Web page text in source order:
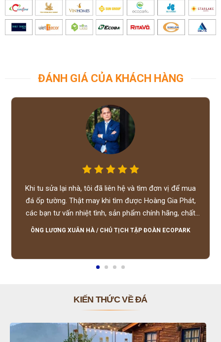
ĐÁNH GIÁ CỦA KHÁCH HÀNG
Khi tu sửa lại nhà, tôi đã liên hệ và tìm đơn vị để mua
đá ốp tường. Thật may khi tìm được Hoàng Gia Phát,
các bạn tư vấn nhiệt tình, sản phẩm chính hãng, chất
lượng tốt, giá hợp lý, hỗ trợ tận tình.
ÔNG LƯƠNG XUÂN HÀ / CHỦ TỊCH TẬP ĐOÀN ECOPARK
KIẾN THỨC VỀ ĐÁ